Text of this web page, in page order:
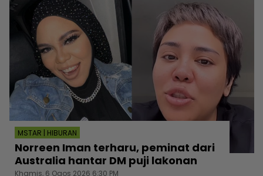
MSTAR | HIBURAN
Norreen Iman terharu, peminat dari
Australia hantar DM puji lakonan
Khamis, 6 Ogos 2026 6:30 PM